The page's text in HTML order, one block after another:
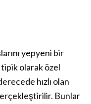
yepyeni bir
tipik olarak özel
hızlı olan
Bunlar